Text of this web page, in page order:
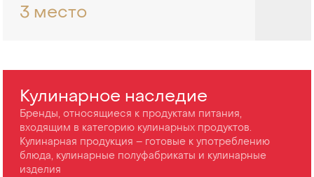
3 место
Кулинарное наследие
Бренды, относящиеся к продуктам питания,
входящим в категорию кулинарных продуктов.
Кулинарная продукция – готовые к употреблению
блюда, кулинарные полуфабрикаты и кулинарные
изделия